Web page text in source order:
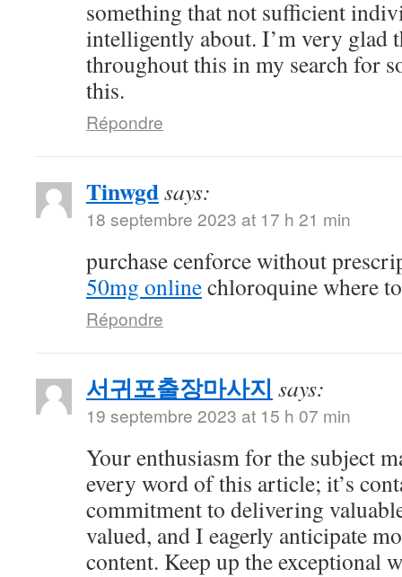
something that not sufficient
intelligently about. I’m very glad
throughout this in my search for
this.
Répondre
Tinwgdsays:
18 septembre 2023 at 17 h 21 min
purchase cenforce without
50mg onlinechloroquine where
Répondre
서귀포출장마사지 says:
19 septembre 2023 at 15 h 07 min
Your enthusiasm for the subject
every word of this article; it’s
commitment to delivering
valued, and I eagerly anticipate
content. Keep up the exceptional